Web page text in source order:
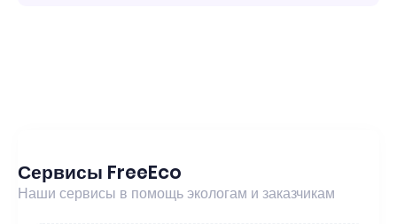
Сервисы FreeEco
Наши сервисы в помощь экологам и заказчикам